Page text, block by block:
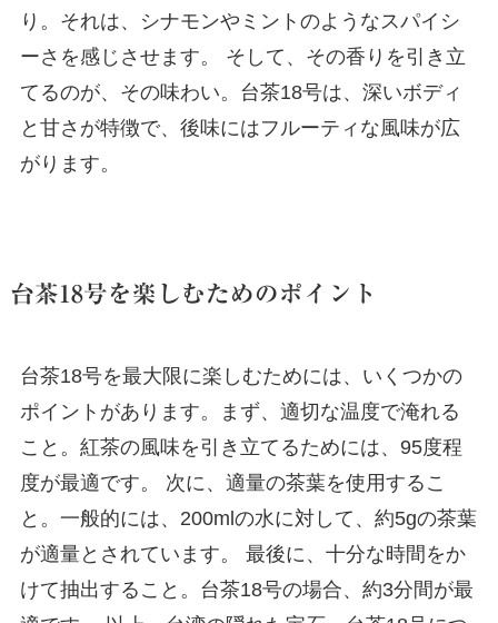
り。それは、シナモンやミントのようなスパイシ
ーさを感じさせます。 そして、その香りを引き立
てるのが、その味わい。台茶18号は、深いボディ
と甘さが特徴で、後味にはフルーティな風味が広
がります。
台茶18号を楽しむためのポイント
台茶18号を最大限に楽しむためには、いくつかの
ポイントがあります。まず、適切な温度で淹れる
こと。紅茶の風味を引き立てるためには、95度程
度が最適です。 次に、適量の茶葉を使用するこ
と。一般的には、200mlの水に対して、約5gの茶葉
が適量とされています。 最後に、十分な時間をか
けて抽出すること。台茶18号の場合、約3分間が最